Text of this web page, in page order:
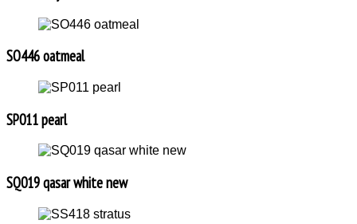
SO446 oatmeal
SP011 pearl
SQ019 qasar white new